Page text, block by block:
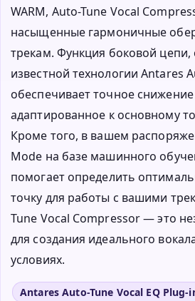
WARM, Auto-Tune Vocal
насыщенные гармоничные
трекам. Функция боковой цепи,
известной технологии Antares
обеспечивает точное
адаптированное к основному
Кроме того, в вашем
Mode на базе машинного
помогает определить
точку для работы с вашими
Tune Vocal Compressor — это
для создания идеального
условиях.
Antares Auto-Tune Vocal EQ Plug-